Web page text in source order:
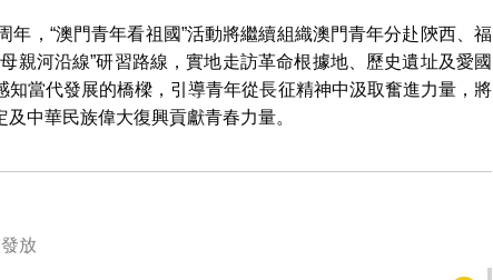
，“澳門青年看祖國”活動將繼續組織澳門青年分赴陝西、福
親河沿線”研習路線，實地走訪革命根據地、歷史遺址及愛國
當代發展的橋樑，引導青年從長征精神中汲取奮進力量，將
中華民族偉大復興貢獻青春力量。
放